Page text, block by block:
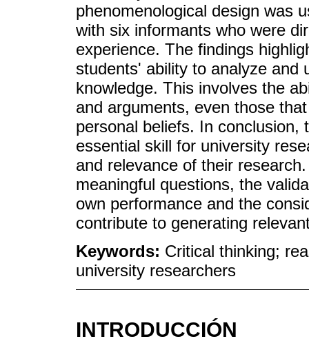
phenomenological design was
with six informants who were
experience. The findings
students' ability to analyze and
knowledge. This involves the
and arguments, even those
personal beliefs. In
essential skill for university
and relevance of their
meaningful questions, the
own performance and the
contribute to generating
Keywords: Critical thinking;
university researchers
INTRODUCCIÓN